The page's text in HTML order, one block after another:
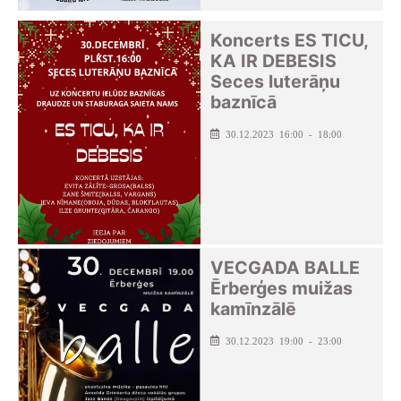
Koncerts ES TICU,
KA IR DEBESIS
Seces luterāņu
baznīcā
30.12.2023 16:00 - 18:00
VECGADA BALLE
Ērberģes muižas
kamīnzālē
30.12.2023 19:00 - 23:00